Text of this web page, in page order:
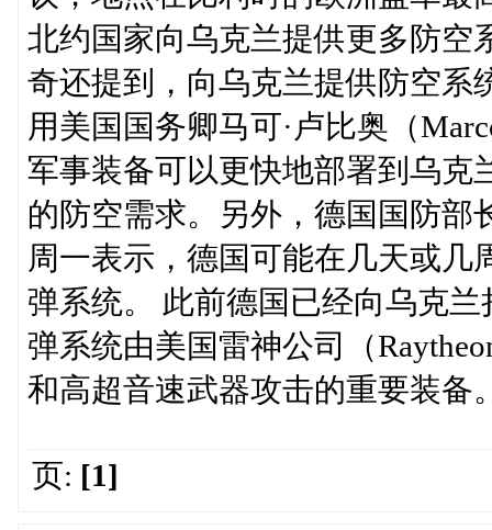
北约国家向乌克兰提供更多防空
奇还提到，向乌克兰提供防空系
用美国国务卿马可·卢比奥（
军事装备可以更快地部署到乌克
的防空需求。另外，德国国防部
周一表示，德国可能在几天或几
弹系统。 此前德国已经向乌克
弹系统由美国雷神公司（
和高超音速武器攻击的重要装备
页: [1]